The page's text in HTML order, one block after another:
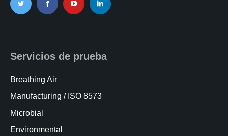
Servicios de prueba
Breathing Air
Manufacturing / ISO 8573
Microbial
Environmental